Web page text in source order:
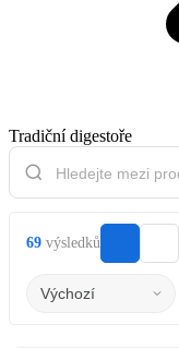
Tradiční digestoře
69 výsledků